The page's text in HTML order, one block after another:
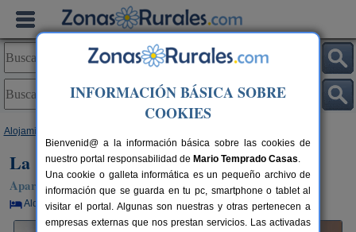
Alojamientos
La Casona de La Roza
Apartamentos Rurales en Villaviciosa (Asturias)
Alquiler por habitaciones 2-36 plazas 30 km de Oviedo
INFORMACIÓN BÁSICA SOBRE
COOKIES
Bienvenid@ a la información básica sobre las cookies de
nuestro portal responsabilidad de Mario Temprado Casas.
Una cookie o galleta informática es un pequeño archivo de
información que se guarda en tu pc, smartphone o tablet al
visitar el portal. Algunas son nuestras y otras pertenecen a
empresas externas que nos prestan servicios. Las activadas